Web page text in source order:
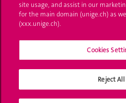
UNIGE Mobile
Bibliothèque
site usage, and assist in our
for the main domain (unige.ch) as
(xxx.unige.ch).
Cookies
Reject All